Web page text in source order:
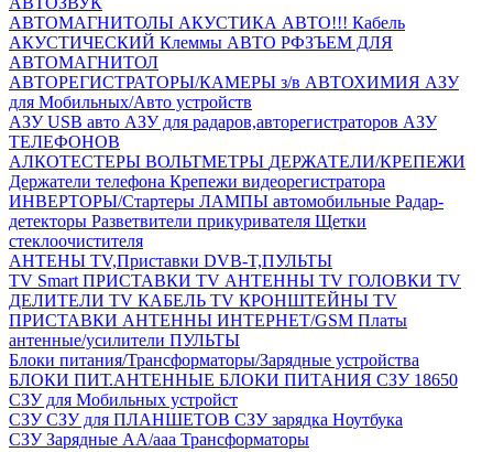
АВТОМАГНИТОЛЫ АКУСТИКА АВТО!!! Кабель
АКУСТИЧЕСКИЙ Клеммы АВТО РФЗЪЕМ ДЛЯ
АВТОМАГНИТОЛ
АВТОРЕГИСТРАТОРЫ/КАМЕРЫ з/в АВТОХИМИЯ АЗУ
для Мобильных/Авто устройств
АЗУ USB авто АЗУ для радаров,авторегистраторов АЗУ
ТЕЛЕФОНОВ
АЛКОТЕСТЕРЫ ВОЛЬТМЕТРЫ ДЕРЖАТЕЛИ/КРЕПЕЖИ
Держатели телефона Крепежи видеорегистратора
ИНВЕРТОРЫ/Стартеры ЛАМПЫ автомобильные Радар-
детекторы Разветвители прикуривателя Щетки
стеклоочистителя
АНТЕНЫ ТV,Приставки DVB-T,ПУЛЬТЫ
TV Smart ПРИСТАВКИ TV АНТЕННЫ TV ГОЛОВКИ TV
ДЕЛИТЕЛИ TV КАБЕЛЬ TV КРОНШТЕЙНЫ TV
ПРИСТАВКИ АНТЕННЫ ИНТЕРНЕТ/GSM Платы
антенные/усилители ПУЛЬТЫ
Блоки питания/Трансформаторы/Зарядные устройства
БЛОКИ ПИТ.АНТЕННЫЕ БЛОКИ ПИТАНИЯ СЗУ 18650
СЗУ для Мобильных устройст
СЗУСЗУ для ПЛАНШЕТОВ СЗУ зарядка Ноутбука
СЗУ Зарядные АА/ааа Трансформаторы